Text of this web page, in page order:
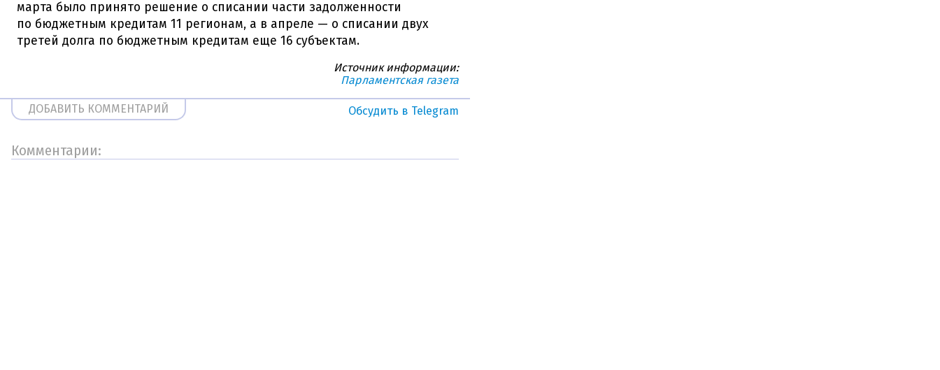
марта было принято решение о списании части задолженности
по бюджетным кредитам 11 регионам, а в апреле — о списании двух
третей долга по бюджетным кредитам еще 16 субъектам.
Источник информации:
Парламентская газета
ДОБАВИТЬ КОММЕНТАРИЙ Обсудить в Telegram
Комментарии: